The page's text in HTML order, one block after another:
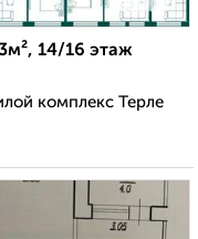
14/16 этаж
комплекс Терле